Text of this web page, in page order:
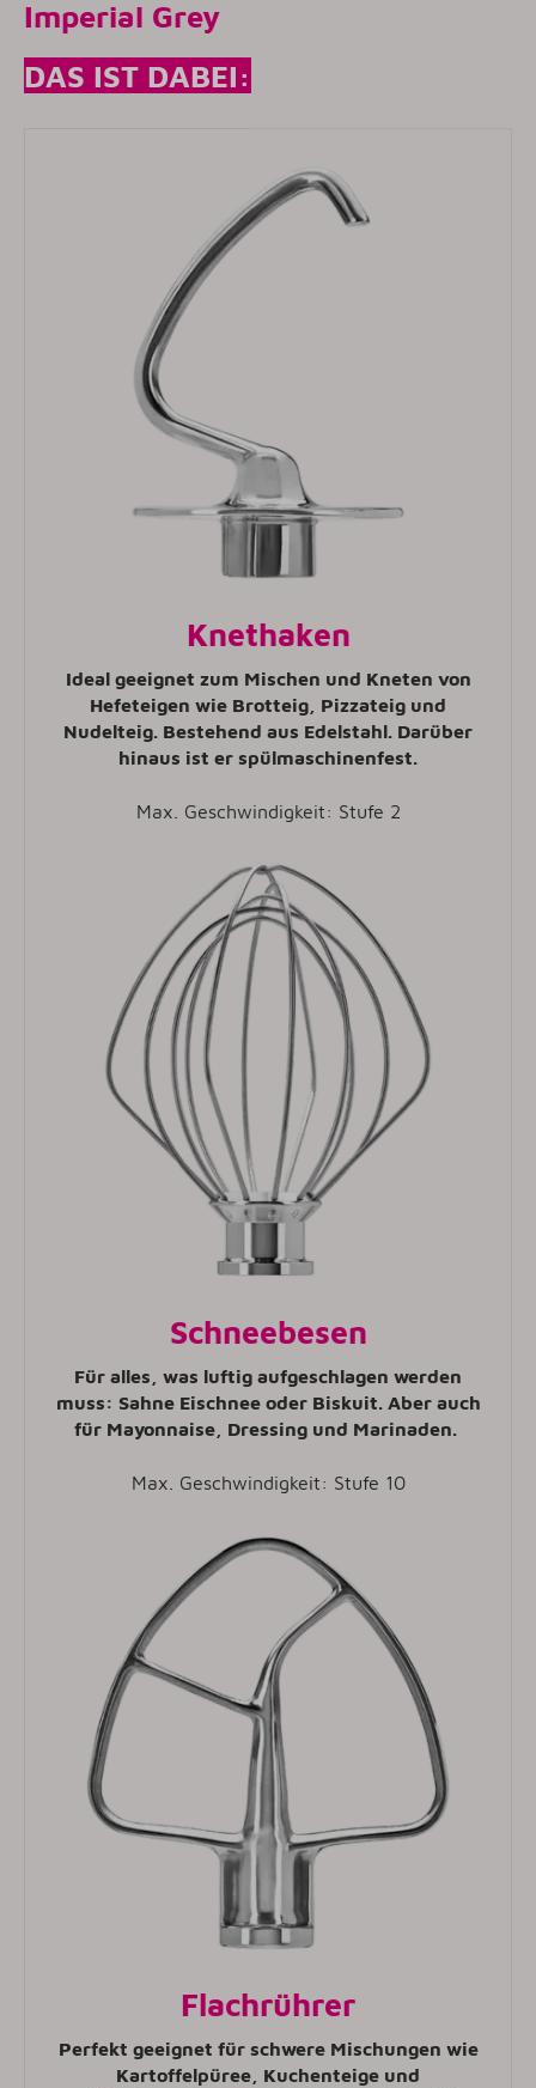
Imperial Grey
DAS IST DABEI:
Knethaken
Ideal geeignet zum Mischen und Kneten von
Hefeteigen wie Brotteig, Pizzateig und
Nudelteig. Bestehend aus Edelstahl. Darüber
hinaus ist er spülmaschinenfest.
Max. Geschwindigkeit: Stufe 2
Schneebesen
Für alles, was luftig aufgeschlagen werden
muss: Sahne Eischnee oder Biskuit. Aber auch
für Mayonnaise, Dressing und Marinaden.
Max. Geschwindigkeit: Stufe 10
Flachrührer
Perfekt geeignet für schwere Mischungen wie
Kartoffelpüree, Kuchenteige und